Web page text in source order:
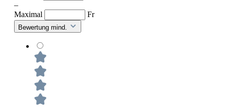
–
Maximal
Fr
Bewertung mind.